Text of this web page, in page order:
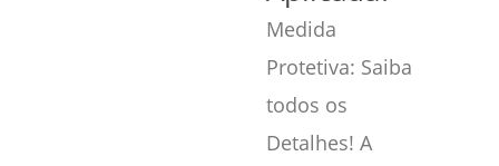
Medida
Protetiva: Saiba
todos os
Detalhes! A